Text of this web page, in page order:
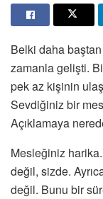
Belki daha
zamanla gelişti.
pek az kişinin
Sevdiğiniz bir
Açıklamaya
Mesleğiniz harika.
değil, sizde.
değil. Bunu bir